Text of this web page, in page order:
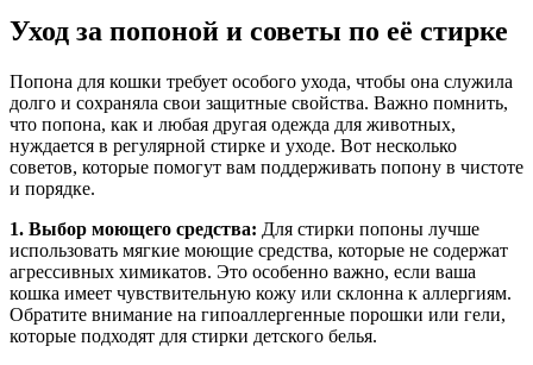
Уход за попоной и советы по её стирке
Попона для кошки требует особого ухода, чтобы она служила
долго и сохраняла свои защитные свойства. Важно помнить,
что попона, как и любая другая одежда для животных,
нуждается в регулярной стирке и уходе. Вот несколько
советов, которые помогут вам поддерживать попону в чистоте
и порядке.
1. Выбор моющего средства: Для стирки попоны лучше
использовать мягкие моющие средства, которые не содержат
агрессивных химикатов. Это особенно важно, если ваша
кошка имеет чувствительную кожу или склонна к аллергиям.
Обратите внимание на гипоаллергенные порошки или гели,
которые подходят для стирки детского белья.